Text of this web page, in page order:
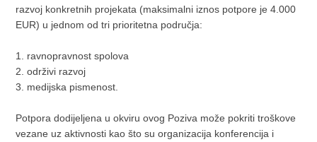
razvoj konkretnih projekata (maksimalni iznos potpore je 4.000
EUR) u jednom od tri prioritetna područja:
1. ravnopravnost spolova
2. održivi razvoj
3. medijska pismenost.
Potpora dodijeljena u okviru ovog Poziva može pokriti troškove
vezane uz aktivnosti kao što su organizacija konferencija i